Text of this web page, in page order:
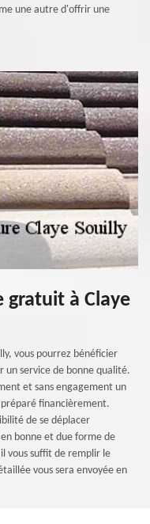
une autre d'offrir une
gratuit à Claye
vous pourrez bénéficier
un service de bonne qualité.
et sans engagement un
financièrement.
de se déplacer
bonne et due forme de
vous suffit de remplir le
vous sera envoyée en